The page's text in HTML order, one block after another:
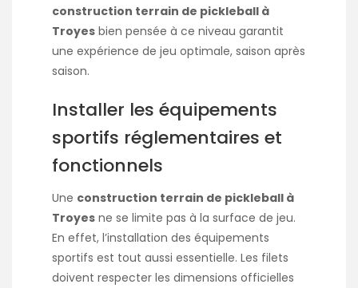
construction terrain de pickleball à
Troyes bien pensée à ce niveau garantit
une expérience de jeu optimale, saison après
saison.
Installer les équipements
sportifs réglementaires et
fonctionnels
Une construction terrain de pickleball à
Troyes ne se limite pas à la surface de jeu.
En effet, l’installation des équipements
sportifs est tout aussi essentielle. Les filets
doivent respecter les dimensions officielles